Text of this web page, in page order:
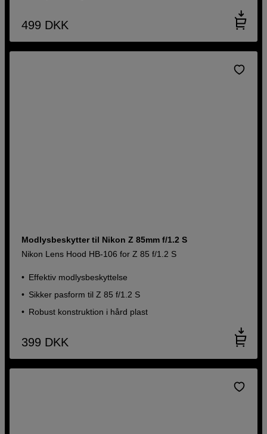
499 DKK
Modlysbeskytter til Nikon Z 85mm f/1.2 S
Nikon Lens Hood HB-106 for Z 85 f/1.2 S
Effektiv modlysbeskyttelse
Sikker pasform til Z 85 f/1.2 S
Robust konstruktion i hård plast
399 DKK